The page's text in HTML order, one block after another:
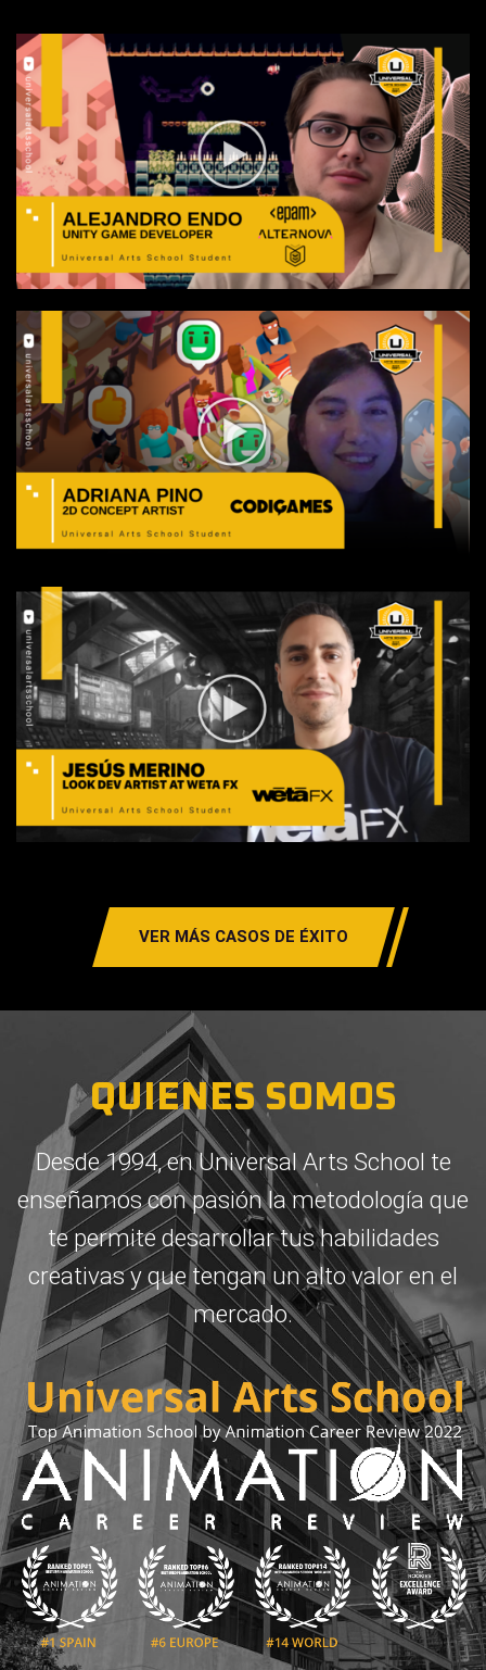
VER MÁS CASOS DE ÉXITO
QUIENES SOMOS
Desde 1994, en Universal Arts School te
enseñamos con pasión la metodología que
te permite desarrollar tus habilidades
creativas y que tengan un alto valor en el
mercado.